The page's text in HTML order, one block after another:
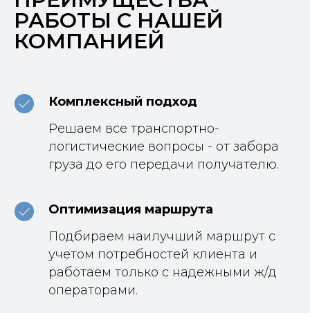
РАБОТЫ С НАШЕЙ
КОМПАНИЕЙ
Комплексный подход
Решаем все транспортно-
логистические вопросы - от забора
груза до его передачи получателю.
Оптимизация маршрута
Подбираем наилучший маршрут с
учетом потребностей клиента и
работаем только с надежными ж/д
операторами.